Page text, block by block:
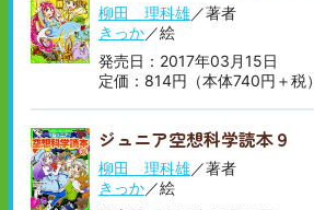
柳田 理科雄／著者
きっか／絵
発売日：2017年03月15日
定価：814円（本体740円＋税）
ジュニア空想科学読本９
柳田 理科雄／著者
きっか／絵